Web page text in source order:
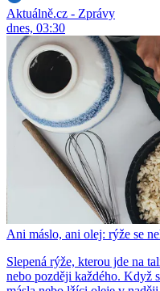
Aktuálně.cz - Zprávy
dnes, 03:30
Ani máslo, ani olej: rýže se
Slepená rýže, kterou jde na
nebo později každého. Když